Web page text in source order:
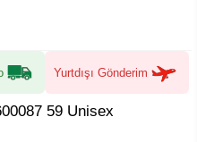
Yurtdışı Gönderim
59 Unisex